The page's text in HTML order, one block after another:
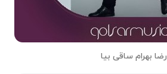
رضا بهرام ساقی بیا